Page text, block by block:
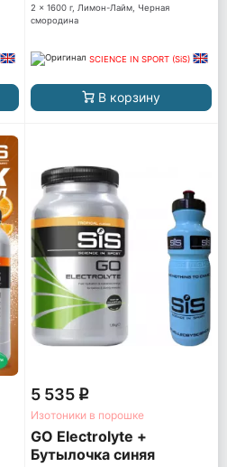
2 x 1600 г, Лимон-Лайм, Черная
смородина
SCIENCE IN SPORT (SiS)
В корзину
5 535 q
Изотоники в порошке
GO Electrolyte +
Бутылочка синяя